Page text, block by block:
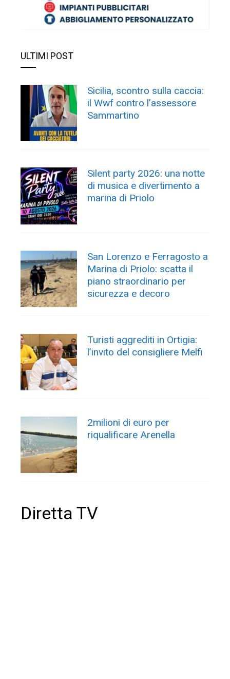
ULTIMI POST
Sicilia, scontro sulla caccia:
il Wwf contro l’assessore
Sammartino
Silent party 2026: una notte
di musica e divertimento a
marina di Priolo
San Lorenzo e Ferragosto a
Marina di Priolo: scatta il
piano straordinario per
sicurezza e decoro
Turisti aggrediti in Ortigia:
l’invito del consigliere Melfi
2milioni di euro per
riqualificare Arenella
Diretta TV